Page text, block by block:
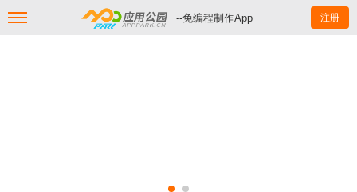
--免编程制作App 注册